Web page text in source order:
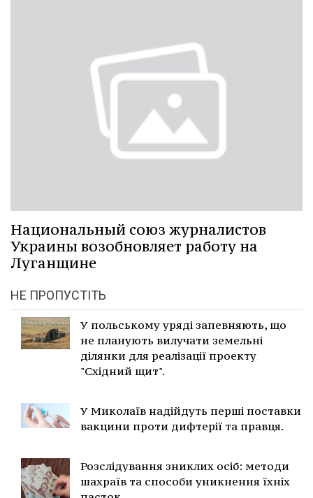
Национальный союз журналистов
Украины возобновляет работу на
Луганщине
НЕ ПРОПУСТІТЬ
У польському уряді запевняють, що
не планують вилучати земельні
ділянки для реалізації проекту
"Східний щит".
У Миколаїв надійдуть перші поставки
вакцини проти дифтерії та правця.
Розслідування зниклих осіб: методи
шахраїв та способи уникнення їхніх